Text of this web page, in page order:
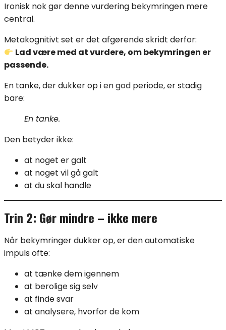
Ironisk nok gør denne vurdering bekymringen mere
central.
Metakognitivt set er det afgørende skridt derfor:
Lad være med at vurdere, om bekymringen er
passende.
En tanke, der dukker op i en god periode, er stadig
bare:
En tanke.
Den betyder ikke:
at noget er galt
at noget vil gå galt
at du skal handle
Trin 2: Gør mindre – ikke mere
Når bekymringer dukker op, er den automatiske
impuls ofte:
at tænke dem igennem
at berolige sig selv
at finde svar
at analysere, hvorfor de kom